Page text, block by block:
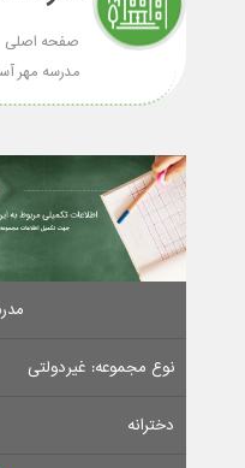
صفحه اصلی
مدرسه مهر
نوع مجموعه: غیردولتی
دخترانه